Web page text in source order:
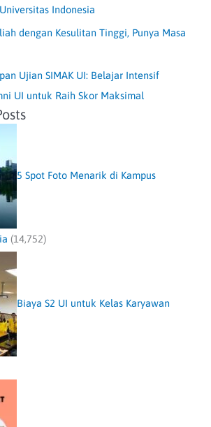
Indonesia
dengan Kesulitan Tinggi, Punya Masa
Ujian SIMAK UI: Belajar Intensif
UI untuk Raih Skor Maksimal
5 Spot Foto Menarik di Kampus
(14,752)
Biaya S2 UI untuk Kelas Karyawan